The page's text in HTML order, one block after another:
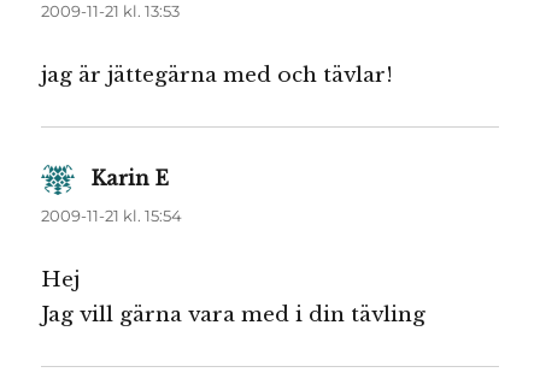
2009-11-21 kl. 13:53
jag är jättegärna med och tävlar!
Karin E
2009-11-21 kl. 15:54
Hej
Jag vill gärna vara med i din tävling